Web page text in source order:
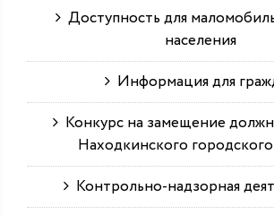
Доступность для
населения
Информация для
Конкурс на замещение
Находкинского
Контрольно-надзорная